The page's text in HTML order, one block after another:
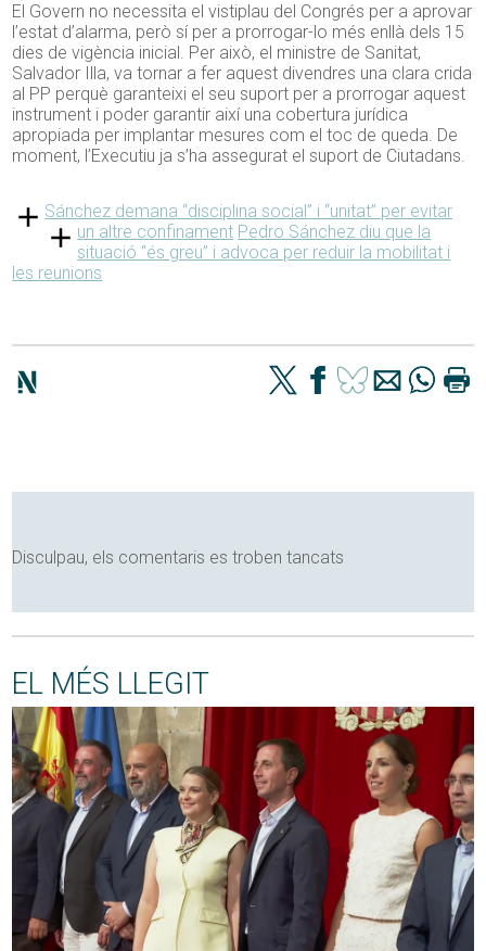
El Govern no necessita el vistiplau del Congrés per a aprovar
l’estat d’alarma, però sí per a prorrogar-lo més enllà dels 15
dies de vigència inicial. Per això, el ministre de Sanitat,
Salvador Illa, va tornar a fer aquest divendres una clara crida
al PP perquè garanteixi el seu suport per a prorrogar aquest
instrument i poder garantir així una cobertura jurídica
apropiada per implantar mesures com el toc de queda. De
moment, l’Executiu ja s’ha assegurat el suport de Ciutadans.
Sánchez demana “disciplina social” i “unitat” per evitar
un altre confinament Pedro Sánchez diu que la
situació “és greu” i advoca per reduir la mobilitat i
les reunions
Disculpau, els comentaris es troben tancats
EL MÉS LLEGIT